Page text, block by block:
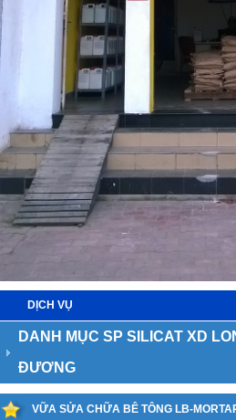
DỊCH VỤ
DANH MỤC SP SILICAT XD
ĐƯƠNG
VỮA SỬA CHỮA BÊ TÔNG LB-